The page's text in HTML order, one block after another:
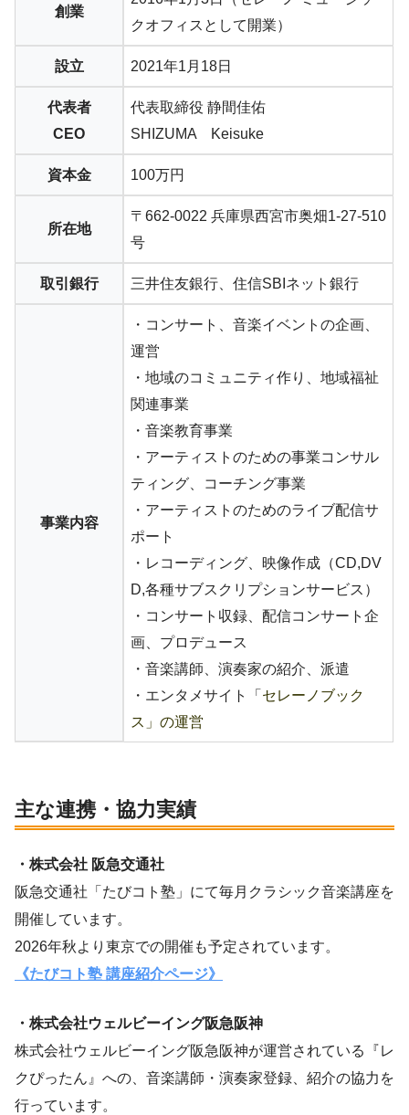
創業
クオフィスとして開業）
設立 2021年1月18日
代表者
CEO
代表取締役 静間佳佑
SHIZUMA Keisuke
資本金 100万円
所在地
〒662-0022 兵庫県西宮市奥畑1-27-510
号
取引銀行 三井住友銀行、住信SBIネット銀行
事業内容
・コンサート、音楽イベントの企画、
運営
・地域のコミュニティ作り、地域福祉
関連事業
・音楽教育事業
・アーティストのための事業コンサル
ティング、コーチング事業
・アーティストのためのライブ配信サ
ポート
・レコーディング、映像作成（CD,DV
D,各種サブスクリプションサービス）
・コンサート収録、配信コンサート企
画、プロデュース
・音楽講師、演奏家の紹介、派遣
・エンタメサイト「 セレーノブック
ス」の運営
主な連携・協力実績
・株式会社 阪急交通社
阪急交通社「たびコト塾」にて毎月クラシック音楽講座を
開催しています。
2026年秋より東京での開催も予定されています。
《たびコト塾 講座紹介ページ》
・株式会社ウェルビーイング阪急阪神
株式会社ウェルビーイング阪急阪神が運営されている『レ
クぴったん』への、音楽講師・演奏家登録、紹介の協力を
行っています。